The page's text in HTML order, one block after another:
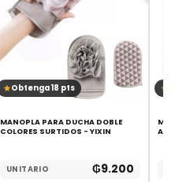
Obtenga 18 pts
MANOPLA PARA DUCHA DOBLE
COLORES SURTIDOS - YIXIN
UNITARIO ₲9.200